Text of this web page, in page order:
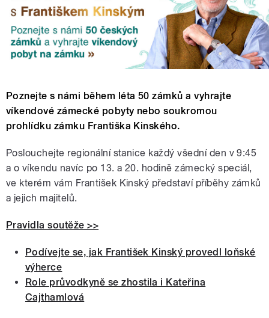
Poznejte s námi během léta 50 zámků a vyhrajte
víkendové zámecké pobyty nebo soukromou
prohlídku zámku Františka Kinského.
Poslouchejte regionální stanice každý všední den v 9:45
a o víkendu navíc po 13. a 20. hodině zámecký speciál,
ve kterém vám František Kinský představí příběhy zámků
a jejich majitelů.
Pravidla soutěže >>
Podívejte se, jak František Kinský provedl loňské
výherce
Role průvodkyně se zhostila i Kateřina
Cajthamlová